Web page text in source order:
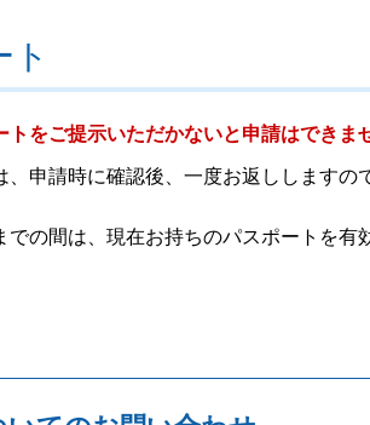
ト
をご提示いただかないと申請はできま
、申請時に確認後、一度お返しします
での間は、現在お持ちのパスポートを